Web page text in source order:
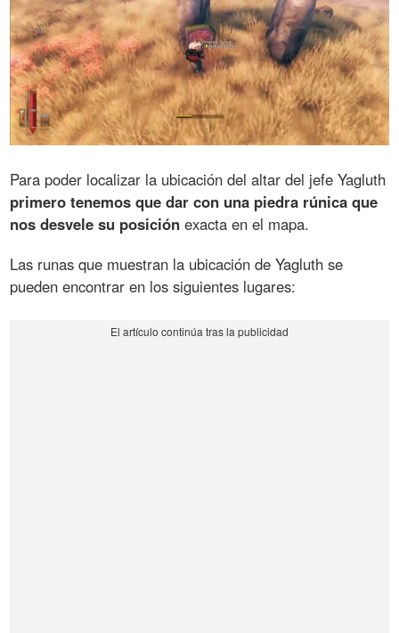
Para poder localizar la ubicación del altar del jefe Yagluth
primero tenemos que dar con una piedra rúnica que
nos desvele su posición exacta en el mapa.
Las runas que muestran la ubicación de Yagluth se
pueden encontrar en los siguientes lugares: